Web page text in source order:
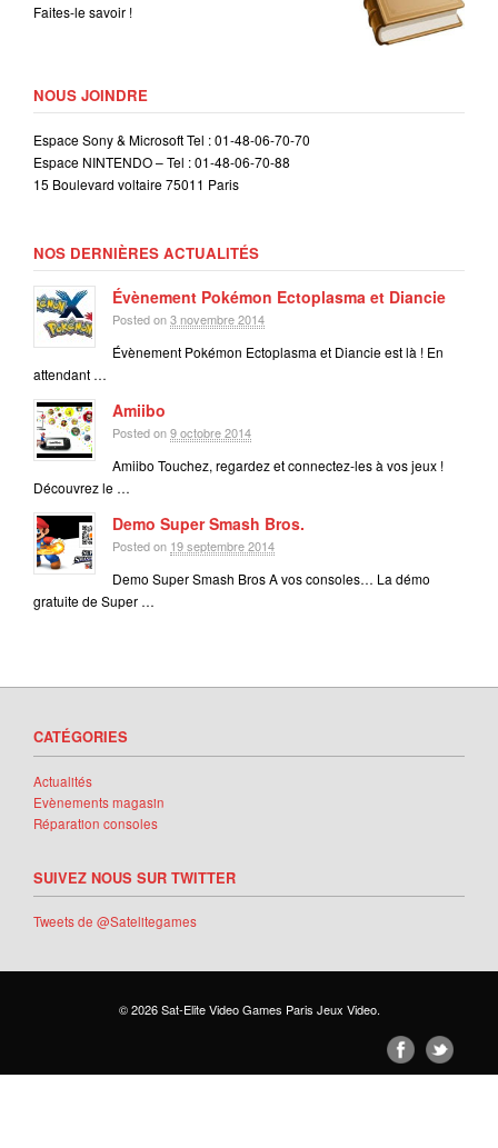
Faites-le savoir !
NOUS JOINDRE
Espace Sony & Microsoft Tel : 01-48-06-70-70
Espace NINTENDO – Tel : 01-48-06-70-88
15 Boulevard voltaire 75011 Paris
NOS DERNIÈRES ACTUALITÉS
Évènement Pokémon Ectoplasma et Diancie
Posted on3 novembre 2014
Évènement Pokémon Ectoplasma et Diancie est là ! En
attendant …
Amiibo
Posted on9 octobre 2014
Amiibo Touchez, regardez et connectez-les à vos jeux !
Découvrez le …
Demo Super Smash Bros.
Posted on 19 septembre 2014
Demo Super Smash Bros A vos consoles… La démo
gratuite de Super …
CATÉGORIES
Actualités
Evènements magasin
Réparation consoles
SUIVEZ NOUS SUR TWITTER
Tweets de @Satelitegames
© 2026Sat-Elite Video Games Paris Jeux Video.